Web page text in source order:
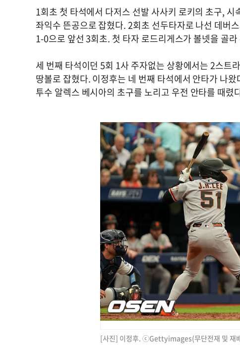
1회초 첫 타석에서 다저스 선발 사사키 로키의 초구,
좌익수 뜬공으로 잡혔다. 2회초 선두타자로 나선 데버
1-0으로 앞선 3회초. 첫 타자 로드리게스가 볼넷을 골
세 번째 타석이던 5회 1사 주자없는 상황에서는 2스트
땅볼로 잡혔다. 이정후는 네 번째 타석에서 안타가 나
투수 알렉스 베시아의 초구를 노리고 우전 안타를 때렸
[사진] 이정후. ⓒGettyimages(무단전재 및 재